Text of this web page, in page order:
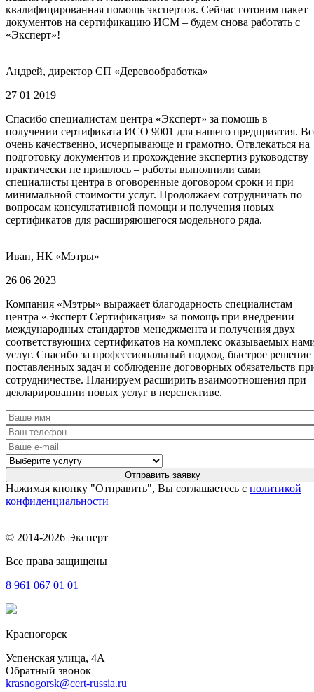
квалифицированная помощь экспертов. Сейчас готовим пакет
документов на сертификацию ИСМ – будем снова работать с
«Эксперт»!
Андрей, директор СП «Деревообработка»
27 01 2019
Спасибо специалистам центра «Эксперт» за помощь в
получении сертификата ИСО 9001 для нашего предприятия.
очень качественно, исчерпывающе и грамотно. Отвлекаться на
подготовку документов и прохождение экспертиз руководству
практически не пришлось – работы выполнили сами
специалисты центра в оговоренные договором сроки и при
минимальной стоимости услуг. Продолжаем сотрудничать по
вопросам консультативной помощи и получения новых
сертификатов для расширяющегося модельного ряда.
Иван, НК «Мэтры»
26 06 2023
Компания «Мэтры» выражает благодарность специалистам
центра «Эксперт Сертификация» за помощь при внедрении
международных стандартов менеджмента и получения двух
соответствующих сертификатов на комплекс оказываемых
услуг. Спасибо за профессиональный подход, быстрое решение
поставленных задач и соблюдение договорных обязательств
сотрудничестве. Планируем расширить взаимоотношения при
декларировании новых услуг в перспективе.
Нажимая кнопку "Отправить", Вы соглашаетесь с политикой
конфиденциальности
© 2014-2026 Эксперт
Все права защищены
8 961 067 01 01
Красногорск
Успенская улица, 4А
Обратный звонок
krasnogorsk@cert-russia.ru